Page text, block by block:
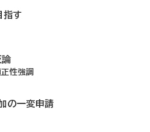
指す
論
性強調
の一変申請